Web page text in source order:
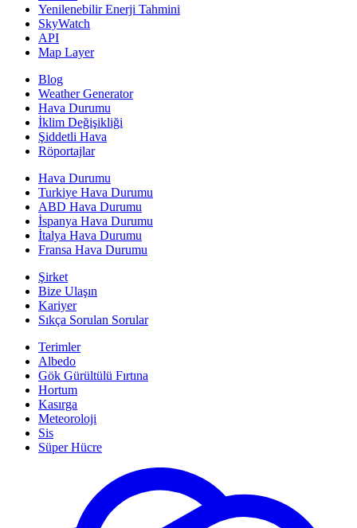
Yenilenebilir Enerji Tahmini
SkyWatch
API
Map Layer
Blog
Weather Generator
Hava Durumu
İklim Değişikliği
Şiddetli Hava
Röportajlar
Hava Durumu
Turkiye Hava Durumu
ABD Hava Durumu
İspanya Hava Durumu
İtalya Hava Durumu
Fransa Hava Durumu
Şirket
Bize Ulaşın
Kariyer
Sıkça Sorulan Sorular
Terimler
Albedo
Gök Gürültülü Fırtına
Hortum
Kasırga
Meteoroloji
Sis
Süper Hücre